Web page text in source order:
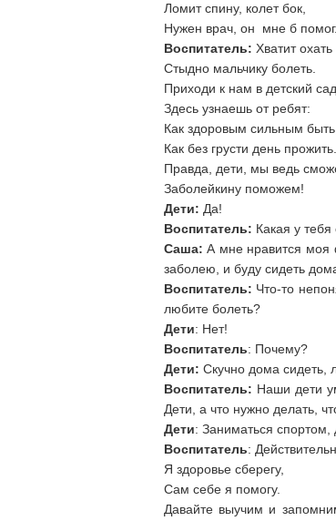
Ломит спину, колет бок,
Нужен врач, он мне б помог.
Воспитатель: Хватит охать
Стыдно мальчику болеть.
Приходи к нам в детский сад,
Здесь узнаешь от ребят:
Как здоровым сильным быть,
Как без грусти день прожить.
Правда, дети, мы ведь
Заболейкину поможем!
Дети: Да!
Воспитатель: Какая у
Саша: А мне нравится моя
заболею, и буду сидеть
Воспитатель: Что-то
любите болеть?
Дети: Нет!
Воспитатель: Почему?
Дети: Скучно дома сидеть,
Воспитатель: Наши дети
Дети, а что нужно делать,
Дети: Заниматься спортом,
Воспитатель:
Я здоровье сберегу,
Сам себе я помогу.
Давайте выучим и